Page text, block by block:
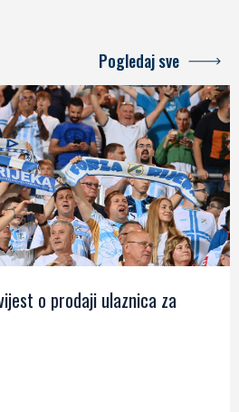
Pogledaj sve
o prodaji ulaznica za